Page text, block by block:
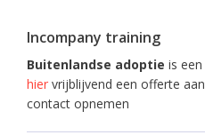
Incompany training
Buitenlandse adoptie is
hier vrijblijvend een offerte
contact opnemen